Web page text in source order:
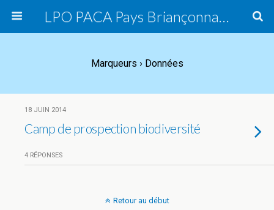
LPO PACA Pays Briançonnais, groupe local
Marqueurs › Données
18 JUIN 2014
Camp de prospection biodiversité
4 RÉPONSES
Retour au début